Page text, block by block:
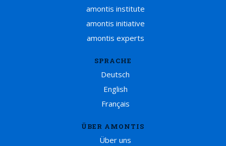
amontis institute
amontis initiative
amontis experts
SPRACHE
Deutsch
English
Français
ÜBER AMONTIS
Über uns